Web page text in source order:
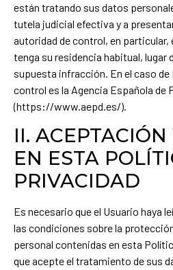
están tratando sus datos
tutela judicial efectiva y a
autoridad de control, en particular,
tenga su residencia habitual, lugar
supuesta infracción. En el caso de
control es la Agencia Española de
(https://www.aepd.es/).
II.
EN ESTA
PRIVACIDAD
Es necesario que el Usuario haya
las condiciones sobre la
personal contenidas en esta
que acepte el tratamiento de sus